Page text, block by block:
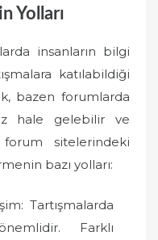
Yolları
insanların bilgi
katılabildiği
bazen forumlarda
hale gelebilir ve
sitelerindeki
bazı yolları:
Tartışmalarda
Farklı